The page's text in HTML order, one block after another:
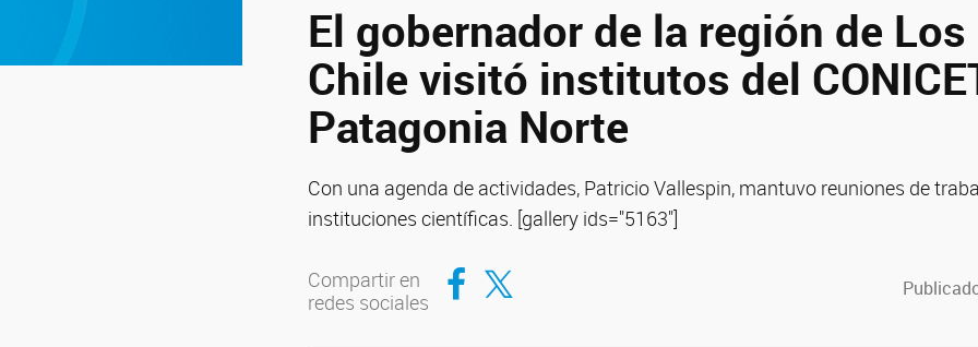
El gobernador de la región de
Chile visitó institutos del
Patagonia Norte
Con una agenda de actividades, Patricio Vallespin, mantuvo reuniones de
instituciones científicas. [gallery ids="5163"]
Compartir en
redes sociales
Compartir en Facebook
Compartir en Twitter